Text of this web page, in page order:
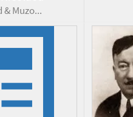
& Muzo...